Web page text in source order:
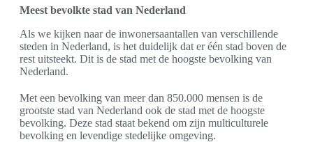
Meest bevolkte stad van Nederland
Als we kijken naar de inwonersaantallen van verschillende
steden in Nederland, is het duidelijk dat er één stad boven de
rest uitsteekt. Dit is de stad met de hoogste bevolking van
Nederland.
Met een bevolking van meer dan 850.000 mensen is de
grootste stad van Nederland ook de stad met de hoogste
bevolking. Deze stad staat bekend om zijn multiculturele
bevolking en levendige stedelijke omgeving.